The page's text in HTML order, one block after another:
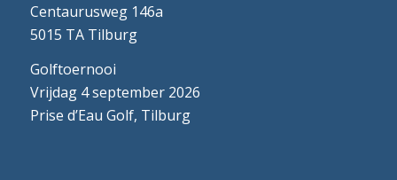
Centaurusweg 146a
5015 TA Tilburg
Golftoernooi
Vrijdag 4 september 2026
Prise d’Eau Golf, Tilburg